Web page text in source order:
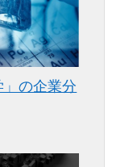
の企業分